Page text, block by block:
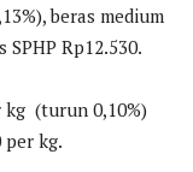
beras medium
Rp12.530.
kg (turun 0,10%)
kg.